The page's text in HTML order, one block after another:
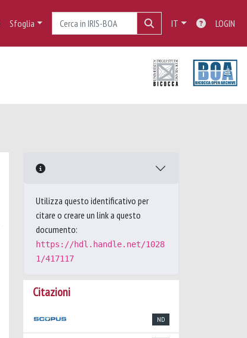
Sfoglia IT LOGIN
Utilizza questo identificativo per
citare o creare un link a questo
documento:
https://hdl.handle.net/1028
1/417117
Citazioni
ND